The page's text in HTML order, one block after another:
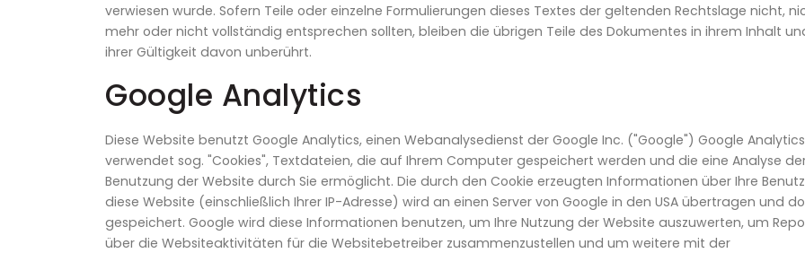
verwiesen wurde. Sofern Teile oder einzelne Formulierungen dieses Textes der geltenden Rechtslage nicht,
mehr oder nicht vollständig entsprechen sollten, bleiben die übrigen Teile des Dokumentes in ihrem Inhalt
ihrer Gültigkeit davon unberührt.
Google Analytics
Diese Website benutzt Google Analytics, einen Webanalysedienst der Google Inc. ("Google") Google Analytics
verwendet sog. "Cookies", Textdateien, die auf Ihrem Computer gespeichert werden und die eine Analyse
Benutzung der Website durch Sie ermöglicht. Die durch den Cookie erzeugten Informationen über Ihre
diese Website (einschließlich Ihrer IP-Adresse) wird an einen Server von Google in den USA übertragen und
gespeichert. Google wird diese Informationen benutzen, um Ihre Nutzung der Website auszuwerten, um
über die Websiteaktivitäten für die Websitebetreiber zusammenzustellen und um weitere mit der